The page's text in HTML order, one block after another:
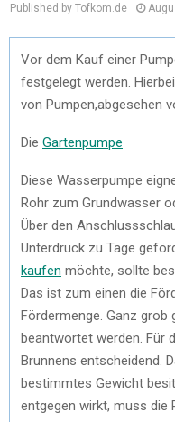
Published by Tofkom.de
Vor dem Kauf einer
festgelegt werden.
von Pumpen,abgesehen
Die Gartenpumpe
Diese Wasserpumpe
Rohr zum Grundwasser
Über den
Unterdruck zu Tage
kaufen möchte, sollte
Das ist zum einen die
Fördermenge. Ganz grob
beantwortet werden. Für
Brunnens entscheidend.
bestimmtes Gewicht
entgegen wirkt, muss die